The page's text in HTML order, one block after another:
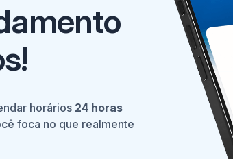
horários 24 horas
foca no que realmente